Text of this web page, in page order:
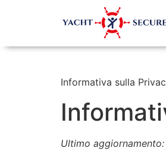
Informativa sulla
Ultimo